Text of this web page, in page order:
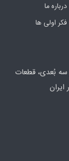
درباره ما
فکر اولی ها
سه بُعدی، قطعات